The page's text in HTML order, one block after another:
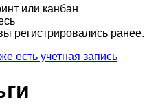
или канбан
регистрировались ранее.
есть учетная запись